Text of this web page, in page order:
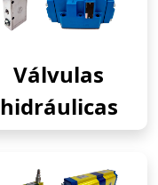
Válvulas
hidráulicas